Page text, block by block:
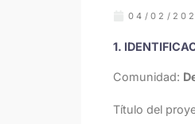
04/02/
1.
Comunidad:
Título del